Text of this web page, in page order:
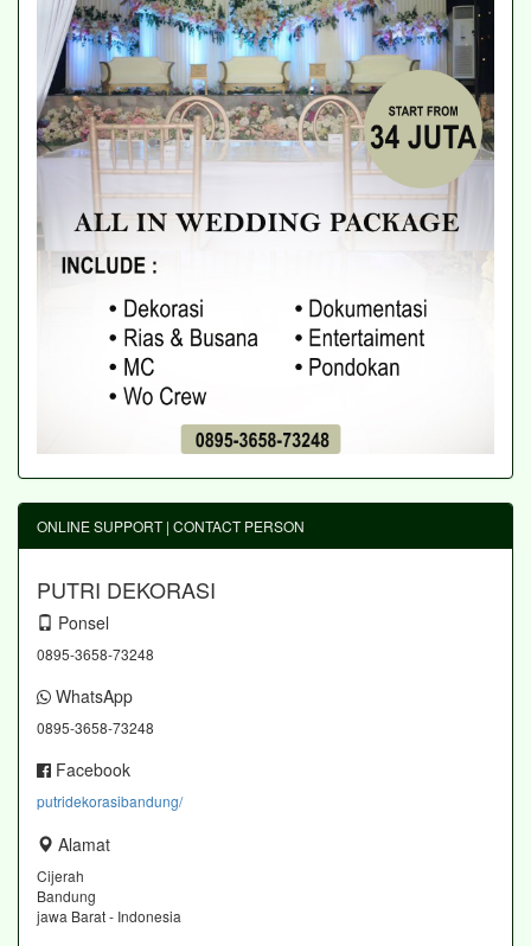
ONLINE SUPPORT | CONTACT PERSON
PUTRI DEKORASI
Ponsel
0895-3658-73248
WhatsApp
0895-3658-73248
Facebook
putridekorasibandung/
Alamat
Cijerah
Bandung
jawa Barat - Indonesia